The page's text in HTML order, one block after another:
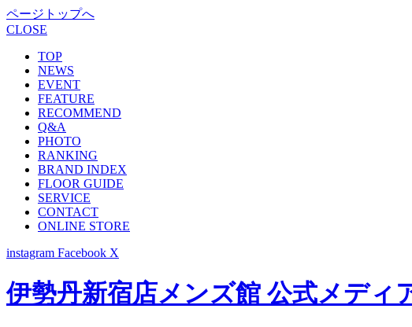
ページトップへ
CLOSE
TOP
NEWS
EVENT
FEATURE
RECOMMEND
Q&A
PHOTO
RANKING
BRAND INDEX
FLOOR GUIDE
SERVICE
CONTACT
ONLINE STORE
instagram Facebook X
伊勢丹新宿店メンズ館 公式メディ